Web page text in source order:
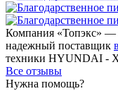
Компания «Топэкс» —
надежный поставщик
техники HYUNDAI -
Все отзывы
Нужна помощь?